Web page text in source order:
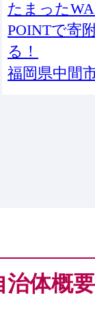
たまった
POINTで寄
る！
福岡県中間
治体概要